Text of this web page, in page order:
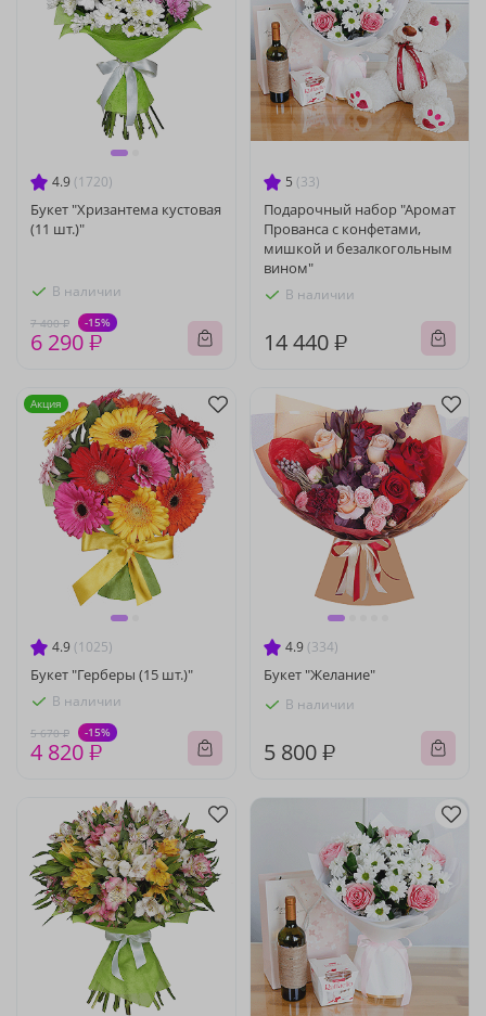
4.9 (1720)
Букет "Хризантема кустовая
(11 шт.)"
В наличии
7 400 ₽ -15%
6 290 ₽
5 (33)
Подарочный набор "Аромат
Прованса с конфетами,
мишкой и безалкогольным
вином"
В наличии
14 440 ₽
4.9 (1025)
Букет "Герберы (15 шт.)"
В наличии
5 670 ₽ -15%
4 820 ₽
Акция
4.9 (334)
Букет "Желание"
В наличии
5 800 ₽